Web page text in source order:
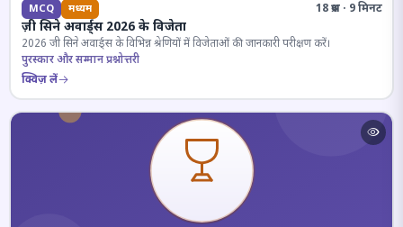
MCQ मध्यम 18 प्रश्न · 9 मिनट
ज़ी सिने अवार्ड्स 2026 के विजेता
2026 जी सिने अवार्ड्स के विभिन्न श्रेणियों में विजेताओं की जानकारी परीक्षण करें।
पुरस्कार और सम्मान प्रश्नोत्तरी
क्विज़ लें